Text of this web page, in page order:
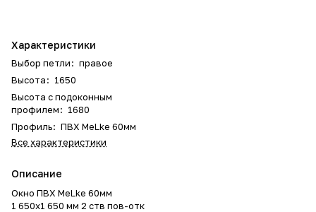
Характеристики
Выбор петли: правое
Высота: 1650
Высота с подоконным
профилем: 1680
Профиль: ПВХ MeLke 60мм
Все характеристики
Описание
Окно ПВХ MeLke 60мм
1 650х1 650 мм 2 ств пов-отк